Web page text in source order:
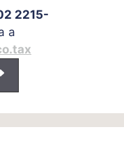
2215-
a